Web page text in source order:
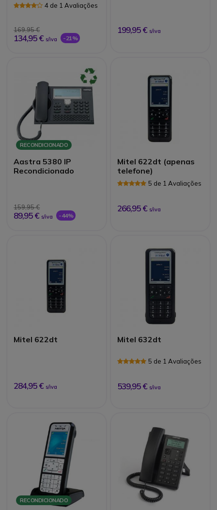
4 de 1 Avaliações
169,95 €
134,95 € s/iva -21%
199,95 € s/iva
RECONDICIONADO
Aastra 5380 IP
Recondicionado
159,95 €
89,95 € s/iva -44%
Mitel 622dt (apenas
telefone)
5 de 1 Avaliações
266,95 € s/iva
Mitel 622dt
284,95 € s/iva
Mitel 632dt
5 de 1 Avaliações
539,95 € s/iva
RECONDICIONADO